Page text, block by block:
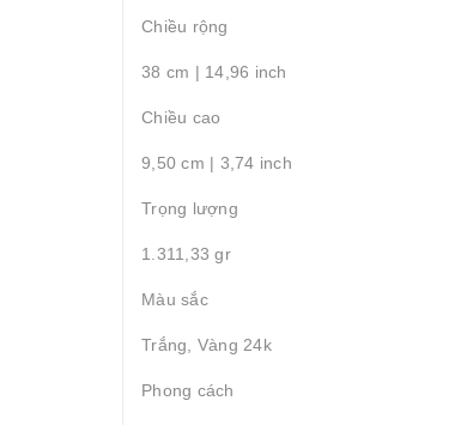
Chiều rộng
38 cm | 14,96 inch
Chiều cao
9,50 cm | 3,74 inch
Trọng lượng
1.311,33 gr
Màu sắc
Trắng, Vàng 24k
Phong cách